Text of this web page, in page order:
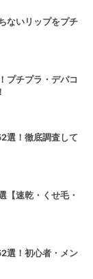
ないリップをプチ
プチプラ・デパコ
選！徹底調査して
【速乾・くせ毛・
選！初心者・メン